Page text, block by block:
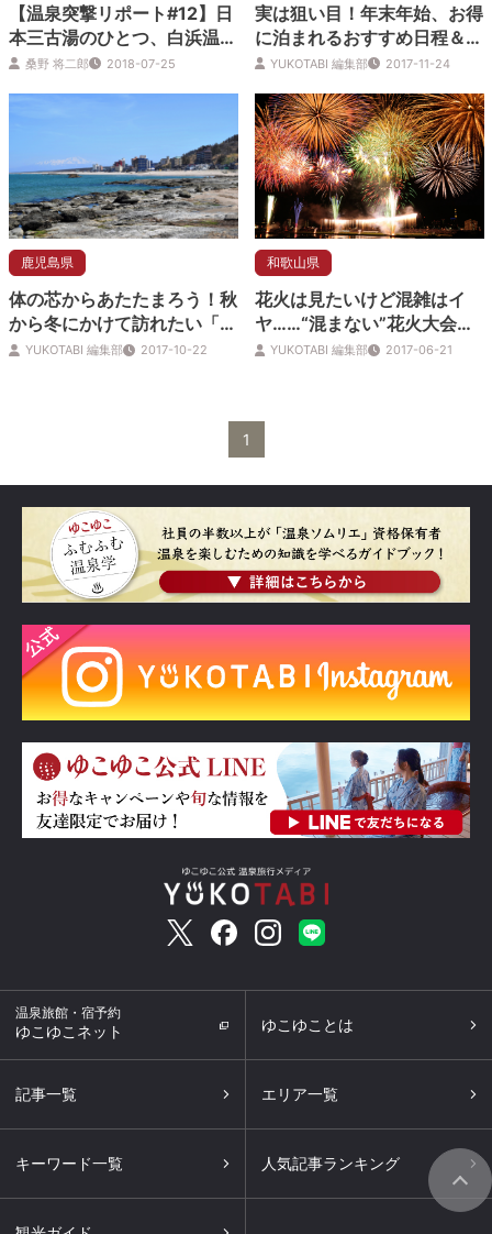
【温泉突撃リポート#12】日
本三古湯のひとつ、白浜温泉
の「最新＆定番」ガイド
桑野 将二郎 2018-07-25
実は狙い目！年末年始、お得
に泊まれるおすすめ日程＆人
気宿YUKOTABI 編集部 2017-11-24
鹿児島県
体の芯からあたたまろう！秋
から冬にかけて訪れたい「塩
化物泉」の温泉地
YUKOTABI 編集部 2017-10-22
和歌山県
花火は見たいけど混雑はイ
ヤ……“混まない”花火大会の
選び方＆楽しみ方
YUKOTABI 編集部 2017-06-21
1
温泉旅館・宿予約
ゆこゆこネット ゆこゆことは
記事一覧 エリア一覧
キーワード一覧 人気記事ランキング